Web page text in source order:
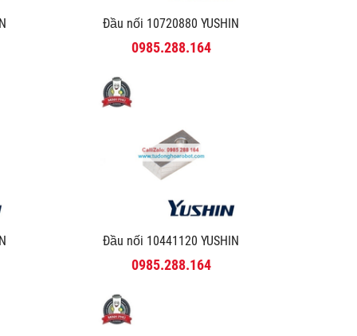
Đầu nối 10720880 YUSHIN
0985.288.164
Đầu nối 10441120 YUSHIN
0985.288.164